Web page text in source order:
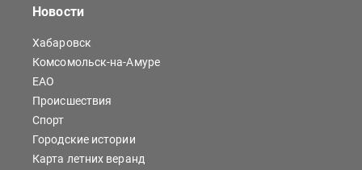
Новости
Хабаровск
Комсомольск-на-Амуре
ЕАО
Происшествия
Спорт
Городские истории
Карта летних веранд